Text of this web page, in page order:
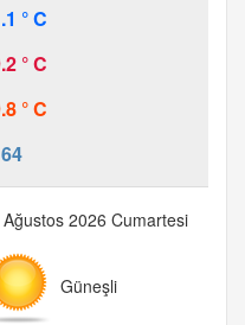
° C
° C
° C
2026 Cumartesi
Güneşli